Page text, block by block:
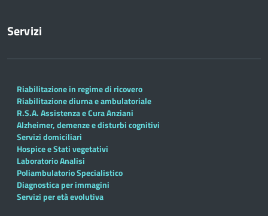
Servizi
Riabilitazione in regime di ricovero
Riabilitazione diurna e ambulatoriale
R.S.A. Assistenza e Cura Anziani
Alzheimer, demenze e disturbi cognitivi
Servizi domiciliari
Hospice e Stati vegetativi
Laboratorio Analisi
Poliambulatorio Specialistico
Diagnostica per immagini
Servizi per età evolutiva